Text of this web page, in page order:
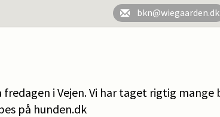
bkn@wiegaarden.dk
i Vejen. Vi har taget rigtig mange
på hunden.dk